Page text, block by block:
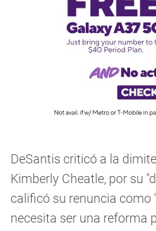
DeSantis criticó a la
Kimberly Cheatle, por su
calificó su renuncia como
necesita ser una reforma